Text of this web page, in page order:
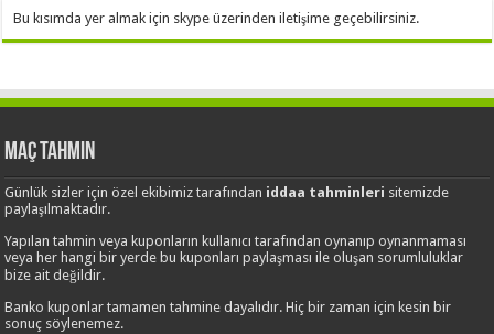
Bu kısımda yer almak için skype üzerinden iletişime geçebilirsiniz.
Maç Tahmin
Günlük sizler için özel ekibimiz tarafından iddaa tahminleri sitemizde
paylaşılmaktadır.
Yapılan tahmin veya kuponların kullanıcı tarafından oynanıp oynanmaması
veya her hangi bir yerde bu kuponları paylaşması ile oluşan sorumluluklar
bize ait değildir.
Banko kuponlar tamamen tahmine dayalıdır. Hiç bir zaman için kesin bir
sonuç söylenemez.